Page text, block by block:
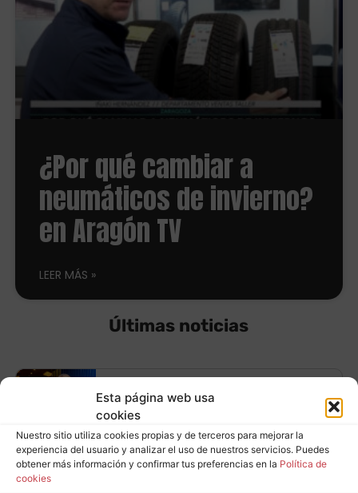
Esta página web usa
cookies
Nuestro sitio utiliza cookies propias y de terceros para mejorar la
experiencia del usuario y analizar el uso de nuestros servicios. Puedes
obtener más información y confirmar tus preferencias en la Política de
cookies
¿Por qué cambiar a
neumáticos de invierno?
en Aragón TV
LEER MÁS
Últimas noticias
Equípate con
neumáticos
Continental y ahorra
Leer más